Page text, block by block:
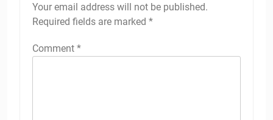
Your email address will not be published.
Required fields are marked *
Comment *